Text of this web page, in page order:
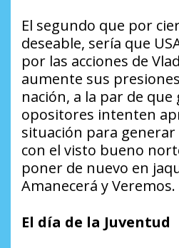
El segundo que por
deseable, sería que
por las acciones de
aumente sus
nación, a la par de
opositores intenten
situación para generar
con el visto bueno
poner de nuevo en
Amanecerá y Veremos.
El día de la Juventud